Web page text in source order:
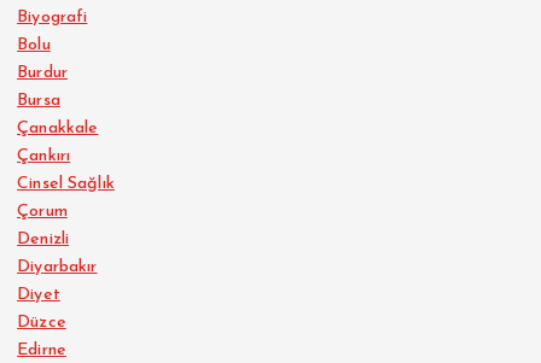
Biyografi
Bolu
Burdur
Bursa
Çanakkale
Çankırı
Cinsel Sağlık
Çorum
Denizli
Diyarbakır
Diyet
Düzce
Edirne